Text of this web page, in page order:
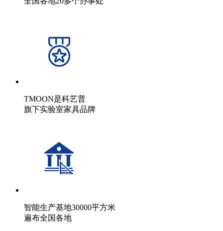
TMOON是科艺普
旗下实验室家具品牌
智能生产基地30000平方米
遍布全国各地